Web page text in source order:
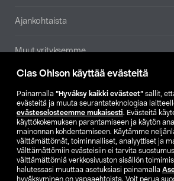
Clas Ohlson käyttää evästeitä
Painamalla ”Hyväksy kaikki evästeet” sallit,
evästeitä ja muuta seurantateknologiaa
evästeselosteemme mukaisesti. Evästeitä
käyttökokemuksen parantamiseen ja käytön
mainonnan kohdentamiseen. Käytämme
välttämättömät, toiminnalliset, analyyttiset ja
Välttämättömiin evästeisiin ei tarvita
välttämättömiä verkkosivuston sisällön
halutessasi muuttaa asetuksiasi painamalla
hyväksyminen on vapaaehtoista. Voit perua
Ajankohtaista
Muut yrityksemme
Etsi myymälä
SE NO FI
FI SV